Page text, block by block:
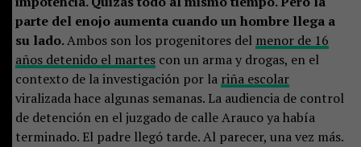
parte del enojo aumenta cuando un hombre llega a
su lado.Ambos son los progenitores del menor de 16
años detenido el martescon un arma y drogas, en el
contexto de la investigación por la riña escolar
viralizada hace algunas semanas. La audiencia de control
de detención en el juzgado de calle Arauco ya había
terminado. El padre llegó tarde. Al parecer, una vez más.